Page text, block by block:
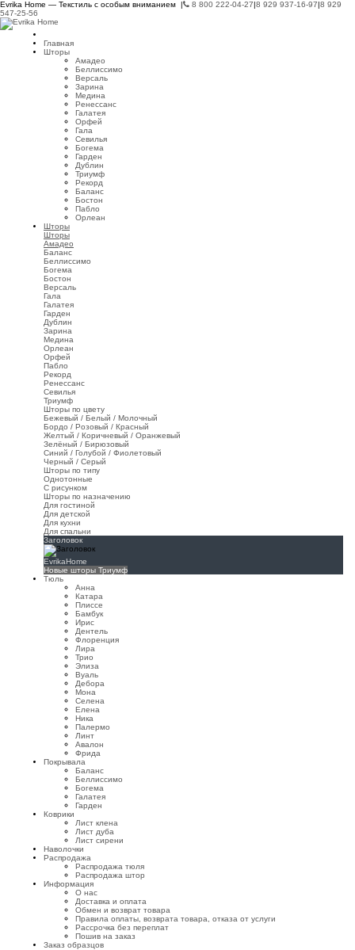
Evrika Home — Текстиль с особым вниманием | 8 800 222-04-27|8 929 937-16-97|8 929
547-25-56
Главная
Шторы
Амадео
Беллиссимо
Версаль
Зарина
Медина
Ренессанс
Галатея
Орфей
Гала
Севилья
Богема
Гарден
Дублин
Триумф
Рекорд
Баланс
Бостон
Пабло
Орлеан
Шторы
Шторы
Амадео
Баланс
Беллиссимо
Богема
Бостон
Версаль
Гала
Галатея
Гарден
Дублин
Зарина
Медина
Орлеан
Орфей
Пабло
Рекорд
Ренессанс
Севилья
Триумф
Шторы по цвету
Бежевый / Белый / Молочный
Бордо / Розовый / Красный
Желтый / Коричневый / Оранжевый
Зелёный / Бирюзовый
Синий / Голубой / Фиолетовый
Черный / Серый
Шторы по типу
Однотонные
С рисунком
Шторы по назначению
Для гостиной
Для детской
Для кухни
Для спальни
Заголовок
EvrikaHome
Новые шторы Триумф
Тюль
Анна
Катара
Плиссе
Бамбук
Ирис
Дентель
Флоренция
Лира
Трио
Элиза
Вуаль
Дебора
Мона
Селена
Елена
Ника
Палермо
Линт
Авалон
Фрида
Покрывала
Баланс
Беллиссимо
Богема
Галатея
Гарден
Коврики
Лист клена
Лист дуба
Лист сирени
Наволочки
Распродажа
Распродажа тюля
Распродажа штор
Информация
О нас
Доставка и оплата
Обмен и возврат товара
Правила оплаты, возврата товара, отказа от услуги
Рассрочка без переплат
Пошив на заказ
Заказ образцов